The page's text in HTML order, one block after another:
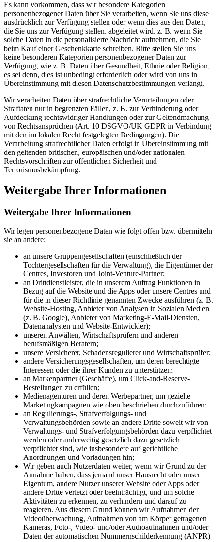
Es kann vorkommen, dass wir besondere Kategorien
personenbezogener Daten über Sie verarbeiten, wenn Sie uns diese
ausdrücklich zur Verfügung stellen oder wenn dies aus den Daten,
die Sie uns zur Verfügung stellen, abgeleitet wird, z. B. wenn Sie
solche Daten in die personalisierte Nachricht aufnehmen, die Sie
beim Kauf einer Geschenkkarte schreiben. Bitte stellen Sie uns
keine besonderen Kategorien personenbezogener Daten zur
Verfügung, wie z. B. Daten über Gesundheit, Ethnie oder Religion,
es sei denn, dies ist unbedingt erforderlich oder wird von uns in
Übereinstimmung mit diesen Datenschutzbestimmungen verlangt.
Wir verarbeiten Daten über strafrechtliche Verurteilungen oder
Straftaten nur in begrenzten Fällen, z. B. zur Verhinderung oder
Aufdeckung rechtswidriger Handlungen oder zur Geltendmachung
von Rechtsansprüchen (Art. 10 DSGVO/UK GDPR in Verbindung
mit den im lokalen Recht festgelegten Bedingungen). Die
Verarbeitung strafrechtlicher Daten erfolgt in Übereinstimmung mit
den geltenden britischen, europäischen und/oder nationalen
Rechtsvorschriften zur öffentlichen Sicherheit und
Terrorismusbekämpfung.
Weitergabe Ihrer Informationen
Weitergabe Ihrer Informationen
Wir legen personenbezogene Daten wie folgt offen bzw. übermitteln
sie an andere:
an unsere Gruppengesellschaften (einschließlich der
Tochtergesellschaften für die Verwaltung), die Eigentümer der
Centres, Investoren und Joint-Venture-Partner;
an Drittdienstleister, die in unserem Auftrag Funktionen in
Bezug auf die Website und die Apps oder unsere Centres und
für die in dieser Richtlinie genannten Zwecke ausführen (z. B.
Website-Hosting, Anbieter von Analysen in Sozialen Medien
(z. B. Google), Anbieter von Marketing-E-Mail-Diensten,
Datenanalysten und Website-Entwickler);
unseren Anwälten, Wirtschaftsprüfern und anderen
berufsmäßigen Beratern;
unsere Versicherer, Schadensregulierer und Wirtschaftsprüfer;
andere Versicherungsgesellschaften, um deren berechtigte
Interessen oder die ihrer Kunden zu unterstützen;
an Markenpartner (Geschäfte), um Click-and-Reserve-
Bestellungen zu erfüllen;
Medienagenturen und deren Werbepartner, um gezielte
Marketingkampagnen wie oben beschrieben durchzuführen;
an Regulierungs-, Strafverfolgungs- und
Verwaltungsbehörden sowie an andere Dritte soweit wir von
Verwaltungs- und Strafverfolgungsbehörden dazu verpflichtet
werden oder anderweitig gesetzlich dazu gesetzlich
verpflichtet sind, wie insbesondere auf gerichtliche
Anordnungen und Vorladungen hin;
Wir geben auch Nutzerdaten weiter, wenn wir Grund zu der
Annahme haben, dass jemand unser Hausrecht oder unser
Eigentum, andere Nutzer unserer Website oder Apps oder
andere Dritte verletzt oder beeinträchtigt, und um solche
Aktivitäten zu erkennen, zu verhindern und darauf zu
reagieren. Aus diesem Grund können wir Aufnahmen der
Videoüberwachung, Aufnahmen von am Körper getragenen
Kameras, Foto-, Video- und/oder Audioaufnahmen und/oder
Daten der automatischen Nummernschilderkennung (ANPR)